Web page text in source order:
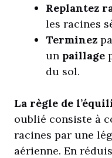
Replantez
les racines
Terminez
un paillage
du sol.
La règle de
oublié consiste à
racines par une
aérienne. En